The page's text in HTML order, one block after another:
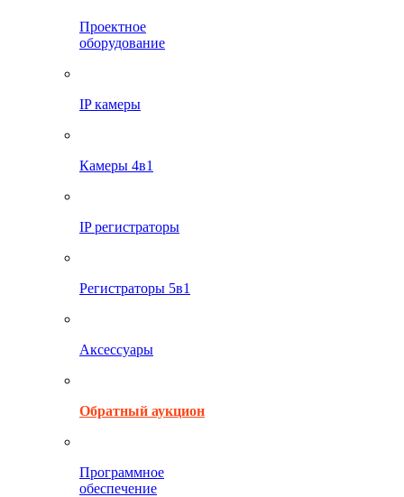
Проектное
оборудование
IP камеры
Камеры 4в1
IP регистраторы
Регистраторы 5в1
Аксессуары
Обратный аукцион
Программное
обеспечение